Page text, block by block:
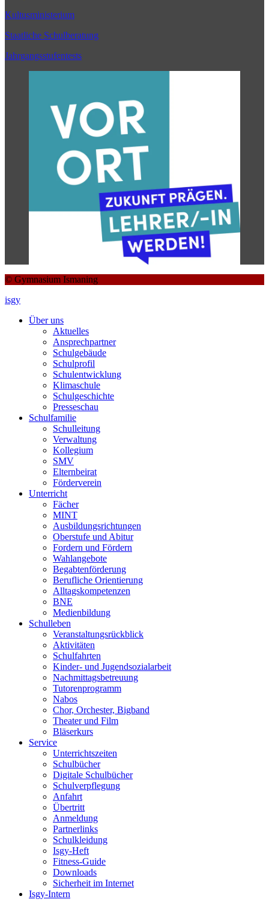
Kultusministerium
Staatliche Schulberatung
Jahrgangsstufentests
© Gymnasium Ismaning
isgy
Über uns
Aktuelles
Ansprechpartner
Schulgebäude
Schulprofil
Schulentwicklung
Klimaschule
Schulgeschichte
Presseschau
Schulfamilie
Schulleitung
Verwaltung
Kollegium
SMV
Elternbeirat
Förderverein
Unterricht
Fächer
MINT
Ausbildungsrichtungen
Oberstufe und Abitur
Fordern und Fördern
Wahlangebote
Begabtenförderung
Berufliche Orientierung
Alltagskompetenzen
BNE
Medienbildung
Schulleben
Veranstaltungsrückblick
Aktivitäten
Schulfahrten
Kinder- und Jugendsozialarbeit
Nachmittagsbetreuung
Tutorenprogramm
Nabos
Chor, Orchester, Bigband
Theater und Film
Bläserkurs
Service
Unterrichtszeiten
Schulbücher
Digitale Schulbücher
Schulverpflegung
Anfahrt
Übertritt
Anmeldung
Partnerlinks
Schulkleidung
Isgy-Heft
Fitness-Guide
Downloads
Sicherheit im Internet
Isgy-Intern